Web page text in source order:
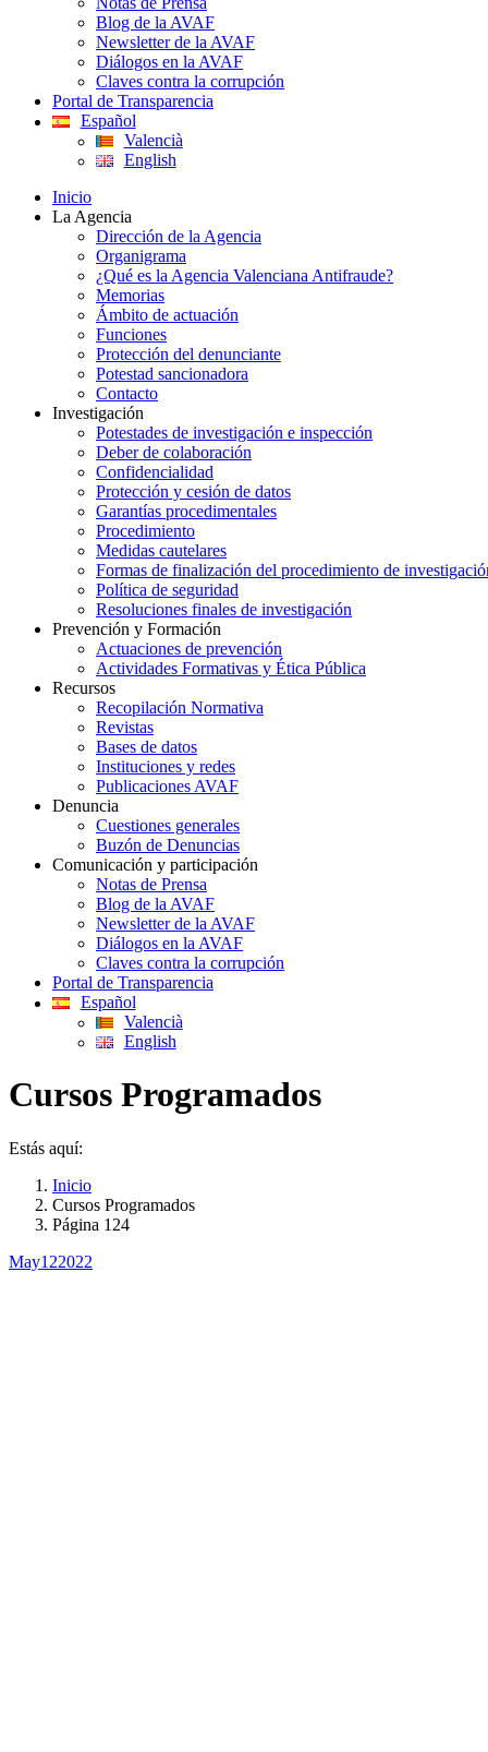
Blog de la AVAF
Newsletter de la AVAF
Diálogos en la AVAF
Claves contra la corrupción
Portal de Transparencia
Español
Valencià
English
Inicio
La Agencia
Dirección de la Agencia
Organigrama
¿Qué es la Agencia Valenciana Antifraude?
Memorias
Ámbito de actuación
Funciones
Protección del denunciante
Potestad sancionadora
Contacto
Investigación
Potestades de investigación e inspección
Deber de colaboración
Confidencialidad
Protección y cesión de datos
Garantías procedimentales
Procedimiento
Medidas cautelares
Formas de finalización del procedimiento de
Política de seguridad
Resoluciones finales de investigación
Prevención y Formación
Actuaciones de prevención
Actividades Formativas y Ética Pública
Recursos
Recopilación Normativa
Revistas
Bases de datos
Instituciones y redes
Publicaciones AVAF
Denuncia
Cuestiones generales
Buzón de Denuncias
Comunicación y participación
Notas de Prensa
Blog de la AVAF
Newsletter de la AVAF
Diálogos en la AVAF
Claves contra la corrupción
Portal de Transparencia
Español
Valencià
English
Cursos Programados
Estás aquí:
Inicio
Cursos Programados
Página 124
May122022